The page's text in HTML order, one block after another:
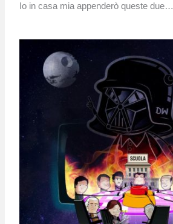
Io in casa mia appenderò queste due…